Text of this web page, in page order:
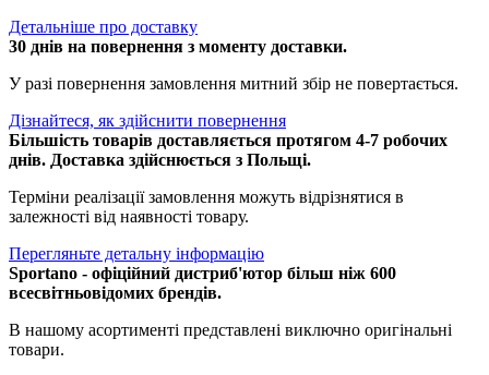
Детальніше про доставку
30 днів на повернення з моменту доставки.
У разі повернення замовлення митний збір не повертається.
Дізнайтеся, як здійснити повернення
Більшість товарів доставляється протягом 4-7 робочих
днів. Доставка здійснюється з Польщі.
Терміни реалізації замовлення можуть відрізнятися в
залежності від наявності товару.
Перегляньте детальну інформацію
Sportano - офіційний дистриб'ютор більш ніж 600
всесвітньовідомих брендів.
В нашому асортименті представлені виключно оригінальні
товари.